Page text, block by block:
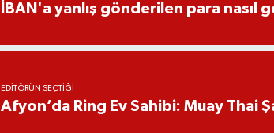
İBAN'a yanlış gönderilen para nasıl
EDITÖRÜN SEÇTIĞI
Afyon’da Ring Ev Sahibi: Muay Thai